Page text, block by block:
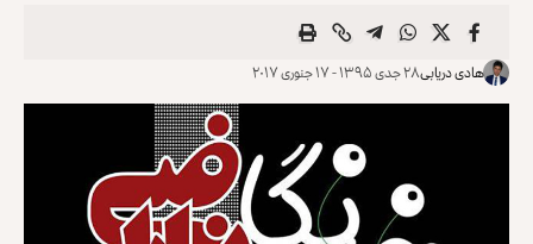
هادی دریابی۲۸ جدی ۱۳۹۵ - ۱۷ جنوری ۲۰۱۷